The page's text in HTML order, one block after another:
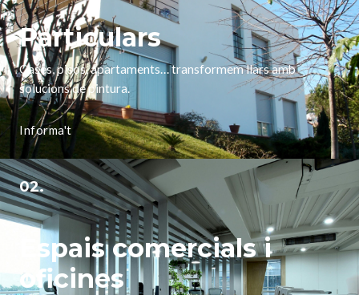
Particulars
Cases, pisos, apartaments… transformem llars amb
solucions de pintura.
Informa't
02.
Espais comercials i
oficines